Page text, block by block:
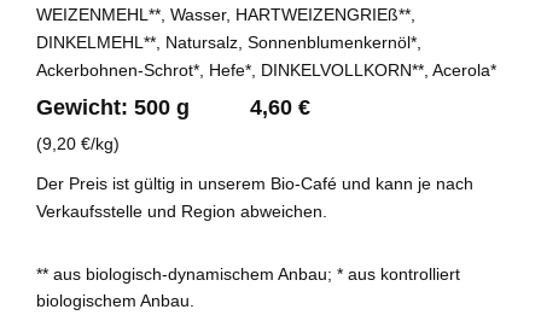
WEIZENMEHL**, Wasser, HARTWEIZENGRIEß**,
DINKELMEHL**, Natursalz, Sonnenblumenkernöl*,
Ackerbohnen-Schrot*, Hefe*, DINKELVOLLKORN**, Acerola*
Gewicht: 500 g 4,60 €
(9,20 €/kg)
Der Preis ist gültig in unserem Bio-Café und kann je nach
Verkaufsstelle und Region abweichen.
** aus biologisch-dynamischem Anbau; * aus kontrolliert
biologischem Anbau.